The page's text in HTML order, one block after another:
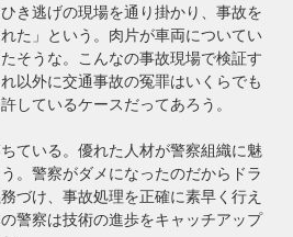
き逃げの現場を通り掛かり、事故を
た」という。肉片が車両についてい
そうな。こんなの事故現場で検証す
以外に交通事故の冤罪はいくらでも
しているケースだってあろう。
ている。優れた人材が警察組織に魅
。警察がダメになったのだからドラ
づけ、事故処理を正確に素早く行え
警察は技術の進歩をキャッチアップ